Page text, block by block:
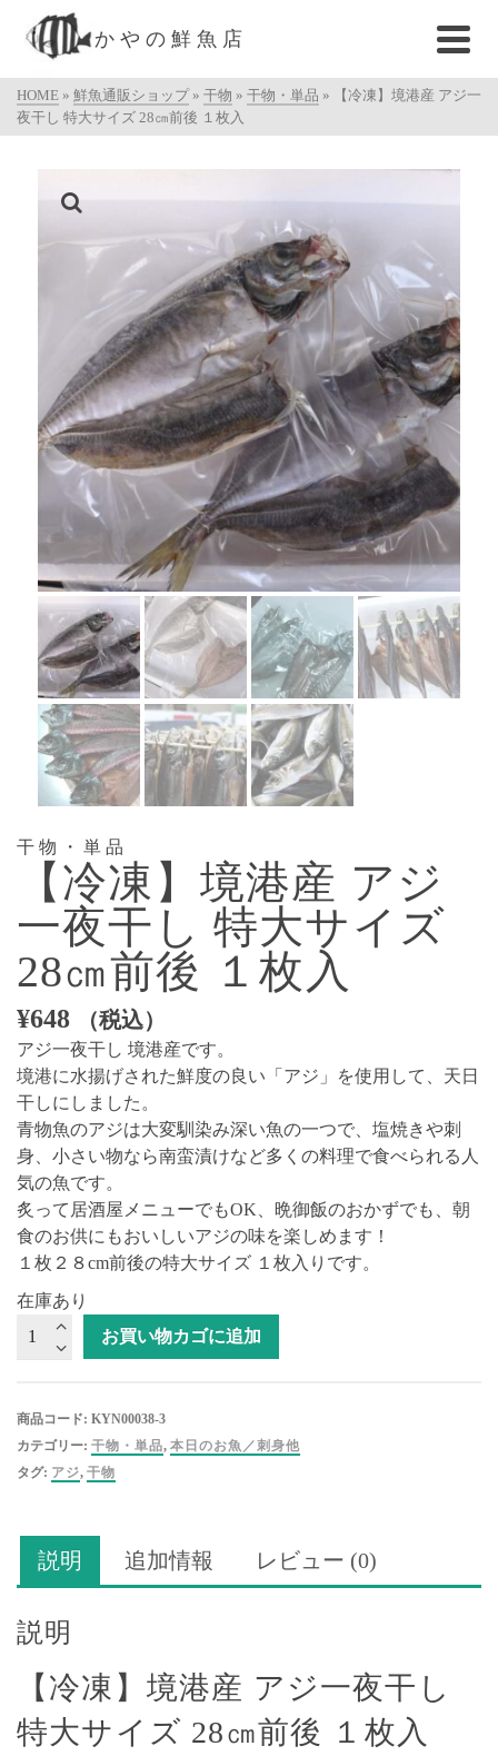
かやの鮮魚店
HOME » 鮮魚通販ショップ » 干物 » 干物・単品 »
【冷凍】境港産 アジ一
夜干し 特大サイズ 28㎝前後 １枚入
干物・単品
【冷凍】境港産 アジ
一夜干し 特大サイズ
28㎝前後 １枚入
¥648 （税込）
アジ一夜干し 境港産です。
境港に水揚げされた鮮度の良い「アジ」を使用して、天日
干しにしました。
青物魚のアジは大変馴染み深い魚の一つで、塩焼きや刺
身、小さい物なら南蛮漬けなど多くの料理で食べられる人
気の魚です。
炙って居酒屋メニューでもOK、晩御飯のおかずでも、朝
食のお供にもおいしいアジの味を楽しめます！
１枚２８cm前後の特大サイズ １枚入りです。
在庫あり
【冷
夜
し
特
大
ズ
お買い物カゴに追加
商品コード: KYN00038-3
カテゴリー: 干物・単品, 本日のお魚／刺身他
タグ: アジ, 干物
説明 追加情報 レビュー (0)
説明
【冷凍】境港産 アジ一夜干し
特大サイズ 28㎝前後 １枚入